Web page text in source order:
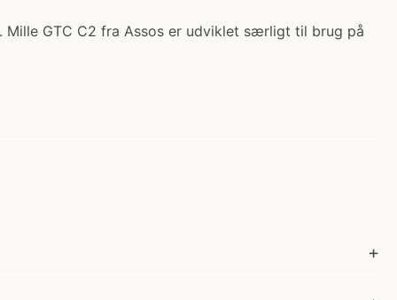
GTC C2 fra Assos er udviklet særligt til brug på